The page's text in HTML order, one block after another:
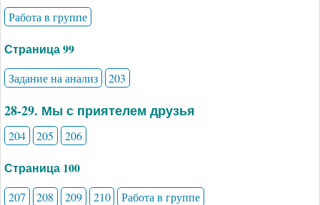
Работа в группе
Страница 99
Задание на анализ 203
28-29. Мы с приятелем друзья
204 205 206
Страница 100
207 208 209 210 Работа в группе